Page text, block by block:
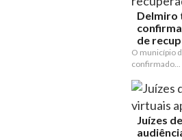
Delmiro
de
O município
confirmado...
Juízes